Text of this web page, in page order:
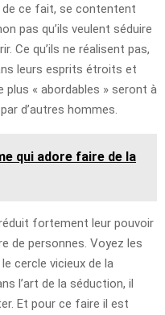
ce fait, se contentent
pas qu’ils veulent séduire
Ce qu’ils ne réalisent pas,
leurs esprits étroits et
« abordables » seront à
d’autres hommes.
qui adore faire de la
fortement leur pouvoir
de personnes. Voyez les
cercle vicieux de la
l’art de la séduction, il
Et pour ce faire il est